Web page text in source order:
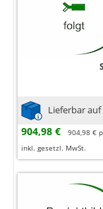
Lieferbar
904,98 €
904,98 €
inkl. gesetzl. MwSt.